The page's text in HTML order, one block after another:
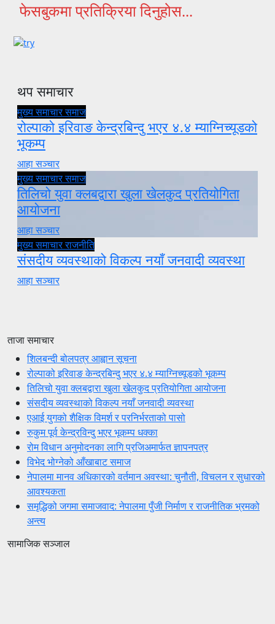
फेसबुकमा प्रतिक्रिया दिनुहोस...
थप समाचार
मुख्य समाचारसमाज
रोल्पाको इरिवाङ केन्द्रबिन्दु भएर ४.४ म्याग्निच्यूडको
भूकम्प
आहा सञ्चार
मुख्य समाचारसमाज
तिलिचो युवा क्लबद्वारा खुला खेलकुद प्रतियोगिता
आयोजना
आहा सञ्चार
मुख्य समाचारराजनीति
संसदीय व्यवस्थाको विकल्प नयाँ जनवादी व्यवस्था
आहा सञ्चार
ताजा समाचार
शिलबन्दी बोलपत्र आह्वान सूचना
रोल्पाको इरिवाङ केन्द्रबिन्दु भएर ४.४ म्याग्निच्यूडको भूकम्प
तिलिचो युवा क्लबद्वारा खुला खेलकुद प्रतियोगिता आयोजना
संसदीय व्यवस्थाको विकल्प नयाँ जनवादी व्यवस्था
एआई युगको शैक्षिक विमर्श र परनिर्भरताको पासो
रुकुम पूर्व केन्द्रविन्दु भएर भूकम्प धक्का
रोम विधान अनुमोदनका लागि प्रजिअमार्फत ज्ञापनपत्र
विभेद भोग्नेको आँखाबाट समाज
नेपालमा मानव अधिकारको वर्तमान अवस्था: चुनौती, विचलन र सुधारको
आवश्यकता
समृद्धिको जगमा समाजवाद: नेपालमा पुँजी निर्माण र राजनीतिक भ्रमको
अन्त्य
सामाजिक सञ्जाल